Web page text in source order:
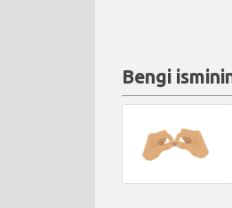
Bengi